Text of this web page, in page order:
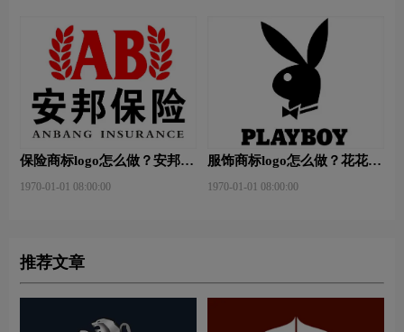
保险商标logo怎么做？安邦保
1970-01-01 08:00:00
服饰商标logo怎么做？花花公
1970-01-01 08:00:00
推荐文章